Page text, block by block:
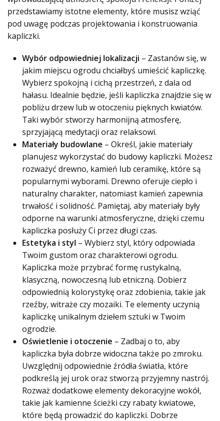
przedstawiamy istotne elementy, które musisz wziąć
pod uwagę podczas projektowania i konstruowania
kapliczki.
Wybór odpowiedniej lokalizacji – Zastanów się, w
jakim miejscu ogrodu chciałbyś umieścić kapliczkę.
Wybierz spokojną i cichą przestrzeń, z dala od
hałasu. Idealnie będzie, jeśli kapliczka znajdzie się w
pobliżu drzew lub w otoczeniu pięknych kwiatów.
Taki wybór stworzy harmonijną atmosferę,
sprzyjającą medytacji oraz relaksowi.
Materiały budowlane – Określ, jakie materiały
planujesz wykorzystać do budowy kapliczki. Możesz
rozważyć drewno, kamień lub ceramikę, które są
popularnymi wyborami. Drewno oferuje ciepło i
naturalny charakter, natomiast kamień zapewnia
trwałość i solidność. Pamiętaj, aby materiały były
odporne na warunki atmosferyczne, dzięki czemu
kapliczka posłuży Ci przez długi czas.
Estetyka i styl – Wybierz styl, który odpowiada
Twoim gustom oraz charakterowi ogrodu.
Kapliczka może przybrać formę rustykalną,
klasyczną, nowoczesną lub etniczną. Dobierz
odpowiednią kolorystykę oraz zdobienia, takie jak
rzeźby, witraże czy mozaiki. Te elementy uczynią
kapliczkę unikalnym dziełem sztuki w Twoim
ogrodzie.
Oświetlenie i otoczenie – Zadbaj o to, aby
kapliczka była dobrze widoczna także po zmroku.
Uwzględnij odpowiednie źródła światła, które
podkreślą jej urok oraz stworzą przyjemny nastrój.
Rozważ dodatkowe elementy dekoracyjne wokół,
takie jak kamienne ścieżki czy rabaty kwiatowe,
które będą prowadzić do kapliczki. Dobrze